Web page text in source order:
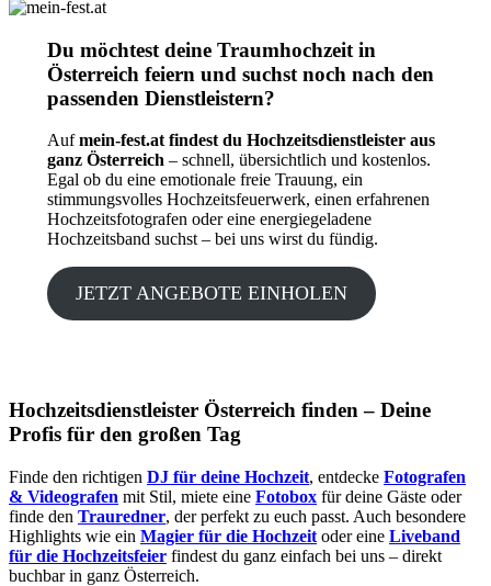
Du möchtest deine Traumhochzeit in
Österreich feiern und suchst noch nach den
passenden Dienstleistern?
Aufmein-fest.at findest du Hochzeitsdienstleister aus
ganz Österreich– schnell, übersichtlich und kostenlos.
Egal ob du eine emotionale freie Trauung, ein
stimmungsvolles Hochzeitsfeuerwerk, einen erfahrenen
Hochzeitsfotografen oder eine energiegeladene
Hochzeitsband suchst – bei uns wirst du fündig.
JETZT ANGEBOTE EINHOLEN
Hochzeitsdienstleister Österreich finden – Deine
Profis für den großen Tag
Finde den richtigen DJ für deine Hochzeit, entdecke Fotografen
& Videografen mit Stil, miete eine Fotobox für deine Gäste oder
finde den Trauredner, der perfekt zu euch passt. Auch besondere
Highlights wie ein Magier für die Hochzeit oder eine Liveband
für die Hochzeitsfeier findest du ganz einfach bei uns – direkt
buchbar in ganz Österreich.